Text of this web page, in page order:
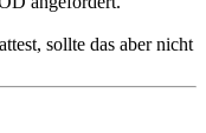
sollte das aber nicht